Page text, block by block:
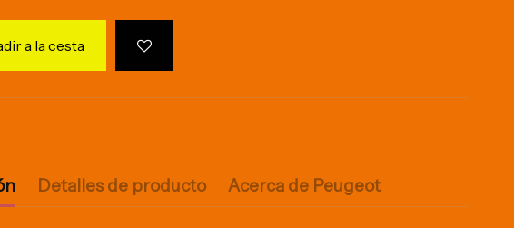
a la cesta
Detalles de producto Acerca de Peugeot